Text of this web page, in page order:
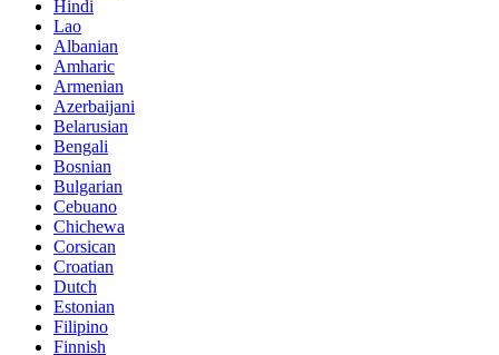
Hindi
Lao
Albanian
Amharic
Armenian
Azerbaijani
Belarusian
Bengali
Bosnian
Bulgarian
Cebuano
Chichewa
Corsican
Croatian
Dutch
Estonian
Filipino
Finnish